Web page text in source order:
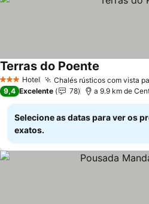
3 EstrelasHotel Chalés rústicos com vista
Terras do Poente
9,4 Excelente 78 a 9.9 km de
Selecione as datas para ver os
exatos.